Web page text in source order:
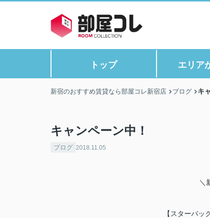
トップ エリア
新宿のおすすめ賃貸なら部屋コレ新宿店 ブログ キ
キャンペーン中！
ブログ 2018.11.05
＼
【スターバッ